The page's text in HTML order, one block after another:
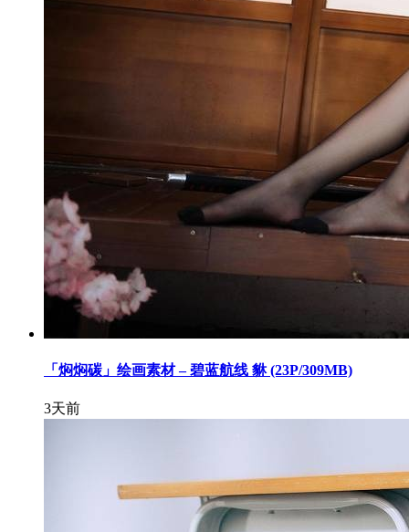
「焖焖碳」绘画素材 – 碧蓝航线 貅 (23P/309MB)
3天前